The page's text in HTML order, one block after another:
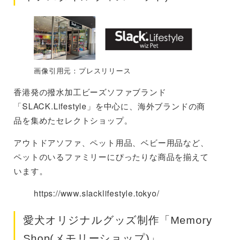
画像引用元：プレスリリース
香港発の撥水加工ビーズソファブランド
「SLACK.Lifestyle」を中心に、海外ブランドの商
品を集めたセレクトショップ。
アウトドアソファ、ペット用品、ベビー用品など、
ペットのいるファミリーにぴったりな商品を揃えて
います。
https://www.slacklifestyle.tokyo/
愛犬オリジナルグッズ制作「Memory